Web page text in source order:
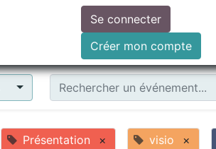
Faire un don
Se connecter
Créer mon compte
Présentation × visio ×